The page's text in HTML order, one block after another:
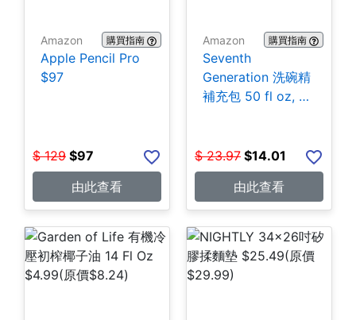
Amazon 購買指南
Apple Pencil Pro
$97
$ 129 $97
由此查看
Amazon 購買指南
Seventh
Generation 洗碗精
補充包 50 fl oz, 3
$ 23.97 $14.01
由此查看